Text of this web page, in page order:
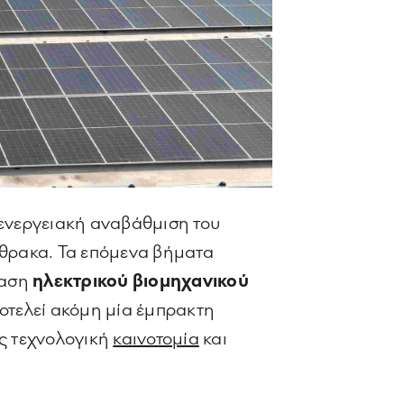
αναβάθμιση του
Τα επόμενα βήματα
ηλεκτρικού βιομηχανικού
ακόμη μία έμπρακτη
καινοτομία και